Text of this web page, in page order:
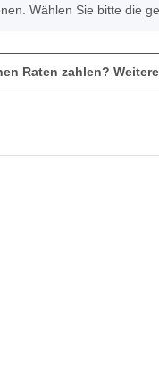
Wählen Sie bitte die
Raten zahlen?